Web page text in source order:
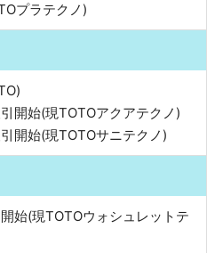
プラテクノ)
開始(現TOTOアクアテクノ)
開始(現TOTOサニテクノ)
始(現TOTOウォシュレットテ